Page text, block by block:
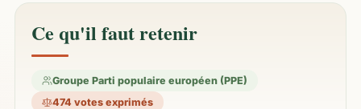
Ce qu'il faut retenir
Groupe Parti populaire européen (PPE)
474 votes exprimés